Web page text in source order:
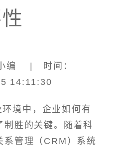
小编 | 时间：
14:11:30
境中，企业如何有
制胜的关键。随着科
系管理（CRM）系统